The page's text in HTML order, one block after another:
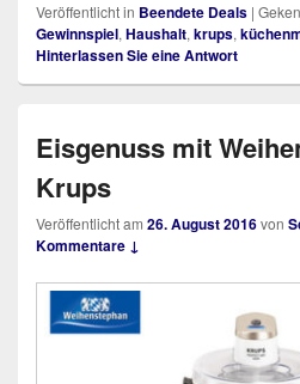
Veröffentlicht in Beendete Deals |
Gewinnspiel, Haushalt, krups,
Hinterlassen Sie eine Antwort
Eisgenuss mit
Krups
Veröffentlicht am 26. August 2016von
Kommentare ↓